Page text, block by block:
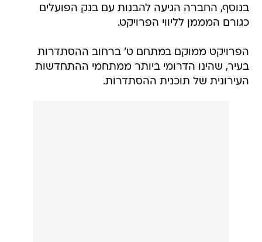
בנוסף, החברה הגיעה להבנות עם בנק הפועלים
כגורם המממן לליווי הפרויקט.
הפרויקט ממוקם במתחם ט' ברחוב ההסתדרות
בעיר, שהינו הדרומי ביותר ממתחמי ההתחדשות
העירונית של תוכנית ההסתדרות.